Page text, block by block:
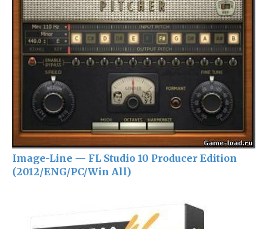
Image-Line — FL Studio 10 Producer Edition
(2012/ENG/PC/Win All)